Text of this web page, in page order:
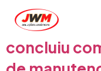
A JWM foi
normas ISO
concluiu